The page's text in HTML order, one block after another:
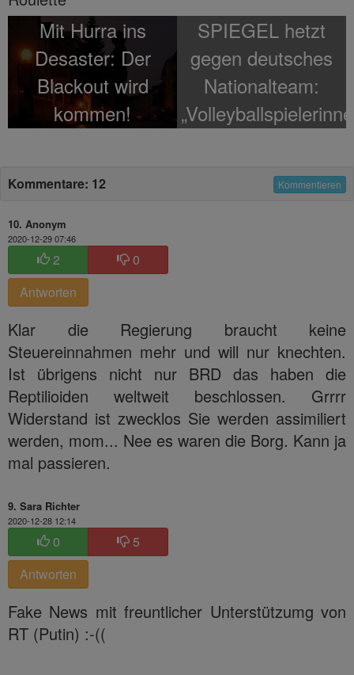
Mit Hurra ins
Desaster: Der
Blackout wird
kommen!
SPIEGEL hetzt
gegen deutsches
Nationalteam:
Kommentare: 12 Kommentieren
10. Anonym
2020-12-29 07:46
2
0
Antworten
Klar die Regierung braucht keine
Steuereinnahmen mehr und will nur knechten.
Ist übrigens nicht nur BRD das haben die
Reptilioiden weltweit beschlossen. Grrrr
Widerstand ist zwecklos Sie werden assimiliert
werden, mom... Nee es waren die Borg. Kann ja
mal passieren.
9. Sara Richter
2020-12-28 12:14
0
5
Antworten
Fake News mit freuntlicher Unterstützumg von
RT (Putin) :-((